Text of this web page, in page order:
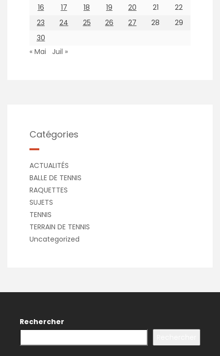
16
17 18 19 20 21
22
23
24 25 26 27 28
29
30
« Mai
Juil »
Catégories
ACTUALITÉS
BALLE DE TENNIS
RAQUETTES
SUJETS
TENNIS
TERRAIN DE TENNIS
Uncategorized
Rechercher